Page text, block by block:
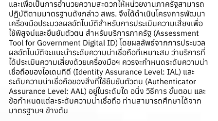
และเพื่อเป็นการอำนวยความสะดวกให้หน่วยงานภาครัฐสามารถ
ปฏิบัติตามมาตรฐานดังกล่าว สพร. จึงได้ดำเนินโครงการพัฒนา
เครื่องมือประมวลผลอัตโนมัติสำหรับการประเมินความเสี่ยงเพื่อ
ใช้พิสูจน์และยืนยันตัวตน สำหรับบริการภาครัฐ (Assessment
Tool for Government Digital ID) โดยผลลัพธ์จากการประมวล
ผลอัตโนมัติจะแนะนำระดับความน่าเชื่อถือที่เหมาะสม ว่าบริการที่
ได้ประเมินความเสี่ยงด้วยเครื่องมือฯ ควรจะกำหนดระดับความน่า
เชื่อถือของไอเดนทิตี (Identity Assurance Level: IAL) และ
ระดับความน่าเชื่อถือของสิ่งที่ใช้ยืนยันตัวตน (Authenticator
Assurance Level: AAL) อยู่ในระดับใด อนึ่ง วิธีการ ขั้นตอน และ
ข้อกำหนดแต่ละระดับความน่าเชื่อถือ ท่านสามารถศึกษาได้จาก
มาตรฐานฯ ข้างต้น